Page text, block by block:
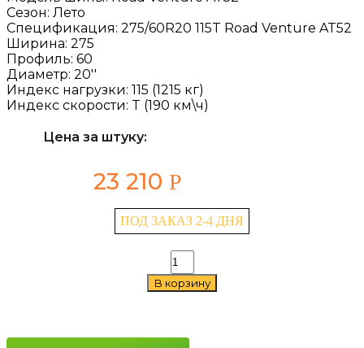
Сезон: Лето
Спецификация: 275/60R20 115T Road Venture AT52
Ширина: 275
Профиль: 60
Диаметр: 20''
Индекс нагрузки: 115 (1215 кг)
Индекс скорости: T (190 км\ч)
Цена за штуку:
23 210 Р
ПОД ЗАКАЗ 2-4 ДНЯ
Количество
товара
Kumho
275/60
В корзину